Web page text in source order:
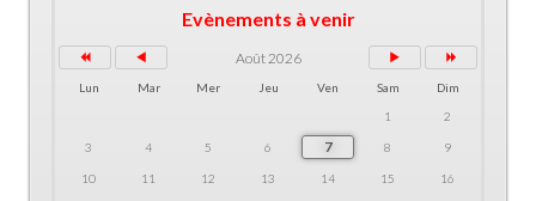
Evènements à venir
Août 2026
Lun Mar Mer Jeu Ven Sam
Dim
1
2
3 4 5 6 7 8 9
10 11 12 13 14 15 16